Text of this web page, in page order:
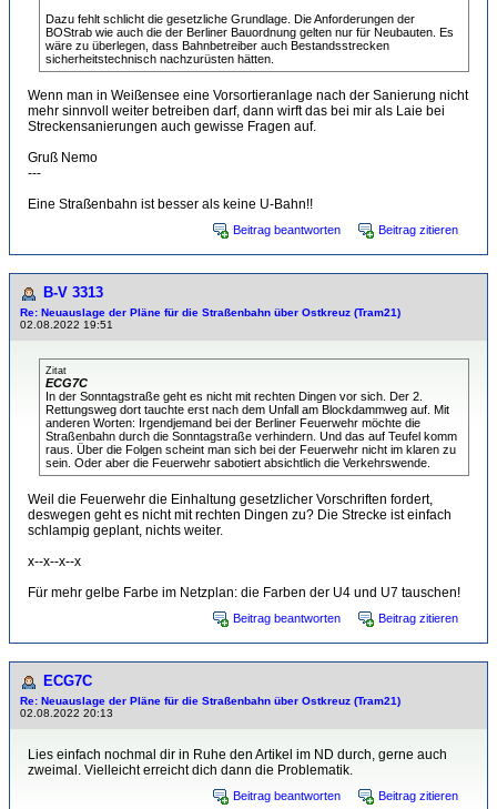
Dazu fehlt schlicht die gesetzliche Grundlage. Die Anforderungen der
BOStrab wie auch die der Berliner Bauordnung gelten nur für Neubauten. Es
wäre zu überlegen, dass Bahnbetreiber auch Bestandsstrecken
sicherheitstechnisch nachzurüsten hätten.
Wenn man in Weißensee eine Vorsortieranlage nach der Sanierung nicht
mehr sinnvoll weiter betreiben darf, dann wirft das bei mir als Laie bei
Streckensanierungen auch gewisse Fragen auf.
Gruß Nemo
---
Eine Straßenbahn ist besser als keine U-Bahn!!
Beitrag beantworten Beitrag zitieren
B-V 3313
Re: Neuauslage der Pläne für die Straßenbahn über Ostkreuz (Tram21)
02.08.2022 19:51
Zitat
ECG7C
In der Sonntagstraße geht es nicht mit rechten Dingen vor sich. Der 2.
Rettungsweg dort tauchte erst nach dem Unfall am Blockdammweg auf. Mit
anderen Worten: Irgendjemand bei der Berliner Feuerwehr möchte die
Straßenbahn durch die Sonntagstraße verhindern. Und das auf Teufel komm
raus. Über die Folgen scheint man sich bei der Feuerwehr nicht im klaren zu
sein. Oder aber die Feuerwehr sabotiert absichtlich die Verkehrswende.
Weil die Feuerwehr die Einhaltung gesetzlicher Vorschriften fordert,
deswegen geht es nicht mit rechten Dingen zu? Die Strecke ist einfach
schlampig geplant, nichts weiter.
x--x--x--x
Für mehr gelbe Farbe im Netzplan: die Farben der U4 und U7 tauschen!
Beitrag beantworten Beitrag zitieren
ECG7C
Re: Neuauslage der Pläne für die Straßenbahn über Ostkreuz (Tram21)
02.08.2022 20:13
Lies einfach nochmal dir in Ruhe den Artikel im ND durch, gerne auch
zweimal. Vielleicht erreicht dich dann die Problematik.
Beitrag beantworten Beitrag zitieren